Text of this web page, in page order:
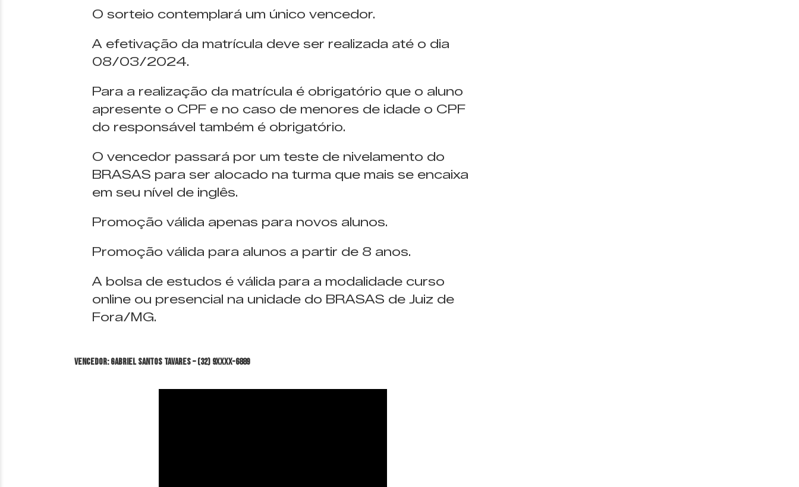
O sorteio contemplará um único vencedor.
A efetivação da matrícula deve ser realizada até o dia
08/03/2024.
Para a realização da matrícula é obrigatório que o aluno
apresente o CPF e no caso de menores de idade o CPF
do responsável também é obrigatório.
O vencedor passará por um teste de nivelamento do
BRASAS para ser alocado na turma que mais se encaixa
em seu nível de inglês.
Promoção válida apenas para novos alunos.
Promoção válida para alunos a partir de 8 anos.
A bolsa de estudos é válida para a modalidade curso
online ou presencial na unidade do BRASAS de Juiz de
Fora/MG.
VENCEDOR: Gabriel Santos Tavares – (32) 9XXXX-6889